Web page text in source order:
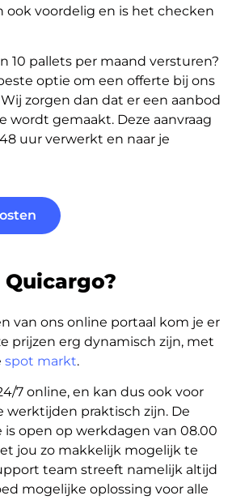
ook voordelig en is het checken
10 pallets per maand versturen?
optie om een offerte bij ons
zorgen dan dat er een aanbod
wordt gemaakt. Deze aanvraag
uur verwerkt en naar je
van ons online portaal kom je er
prijzen erg dynamisch zijn, met
spot markt.
7 online, en kan dus ook voor
werktijden praktisch zijn. De
is open op werkdagen van 08.00
jou zo makkelijk mogelijk te
team streeft namelijk altijd
mogelijke oplossing voor alle